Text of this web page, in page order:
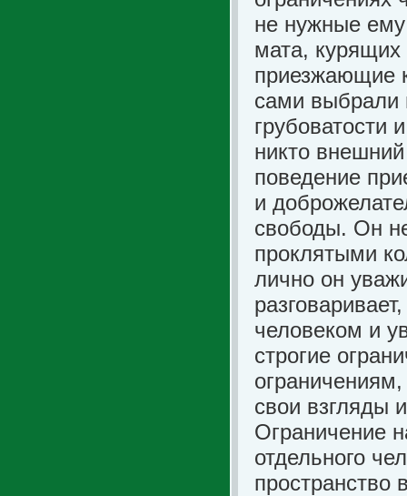
не нужные ему
мата,
приезжающие
сами выбрали
грубоватости
никто
поведение
и
свободы. Он
проклятыми
лично он
человеком и
строгие
свои взгляды
Ограничение
отдельного
пространство